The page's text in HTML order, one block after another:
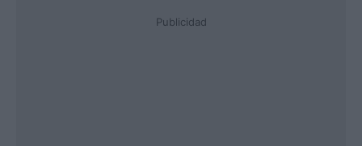
Publicidad